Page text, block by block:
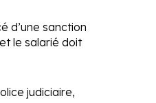
d’une sanction
le salarié doit
judiciaire,